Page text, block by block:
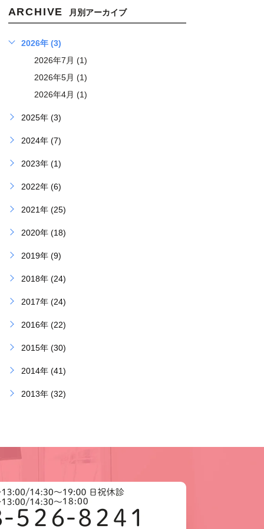
ARCHIVE 月別アーカイブ
2026年 (3)
2026年7月 (1)
2026年5月 (1)
2026年4月 (1)
2025年 (3)
2024年 (7)
2023年 (1)
2022年 (6)
2021年 (25)
2020年 (18)
2019年 (9)
2018年 (24)
2017年 (24)
2016年 (22)
2015年 (30)
2014年 (41)
2013年 (32)